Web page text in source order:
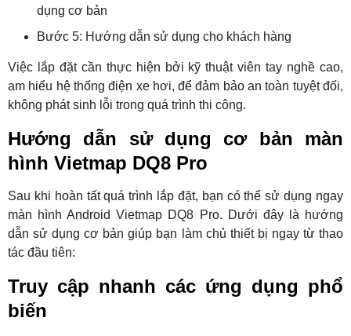
dụng cơ bản
Bước 5: Hướng dẫn sử dụng cho khách hàng
Việc lắp đặt cần thực hiện bởi kỹ thuật viên tay nghề cao,
am hiểu hệ thống điện xe hơi, để đảm bảo an toàn tuyệt đối,
không phát sinh lỗi trong quá trình thi công.
Hướng dẫn sử dụng cơ bản màn
hình Vietmap DQ8 Pro
Sau khi hoàn tất quá trình lắp đặt, bạn có thể sử dụng ngay
màn hình Android Vietmap DQ8 Pro. Dưới đây là hướng
dẫn sử dụng cơ bản giúp bạn làm chủ thiết bị ngay từ thao
tác đầu tiên:
Truy cập nhanh các ứng dụng phổ
biến